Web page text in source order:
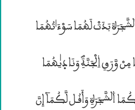
فَدَلّۭيٰهُمَا بِغُرُورٍؐ فَلَمَّا ذَاقَا ۰لشَّجَرَةَ بَدَتْ لَهُمَا سَوْءَ؛تُهُمَا
وَطَفِقَا يَخْصِفَـٰنِ عَلَيْهِمَا مِنْ وَّرَقِ ۱لْجَنَّةِؐ وَنَادۭيٰهُمَا
رَبُّهُمَآ أَلَمَ اَنْهَكُمَا عَن تِلْكُمَا ۰لشَّجَرَةِ وَأَقُـل لَّكُمَآ إِنَّ